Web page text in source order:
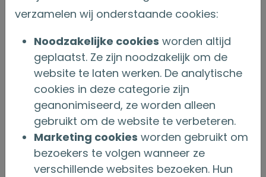
Nederland bewaakt de voortgang van
Raadpleeg ook het Protocol
Stroomlijning Kapitaaloverdrachten.
PSK-formulier
Het is van belang om de nieuwe
verzekering op een fiscaal juiste manier
op te maken. Het PSK-formulier bevat
verzamelen wij onderstaande cookies:
Noodzakelijke cookies worden altijd
geplaatst. Ze zijn noodzakelijk om de
website te laten werken. De analytische
cookies in deze categorie zijn
geanonimiseerd, ze worden alleen
gebruikt om de website te verbeteren.
Marketing cookies worden gebruikt om
bezoekers te volgen wanneer ze
verschillende websites bezoeken. Hun